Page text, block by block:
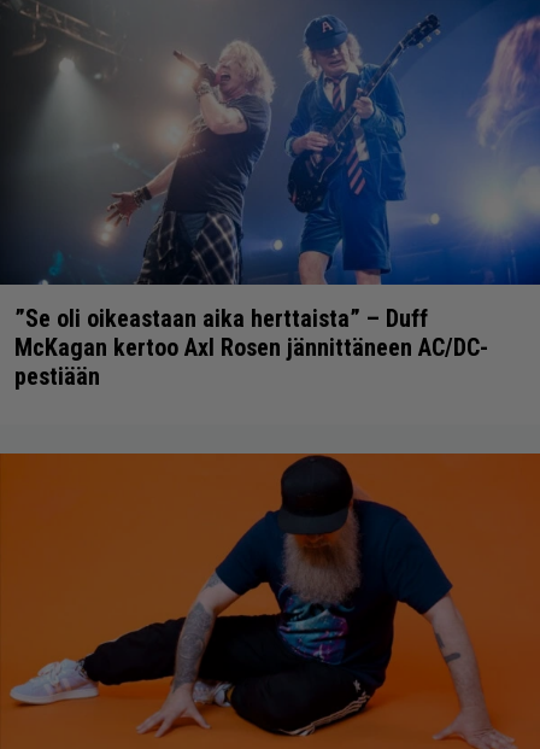
”Se oli oikeastaan aika herttaista” – Duff
McKagan kertoo Axl Rosen jännittäneen AC/DC-
pestiään